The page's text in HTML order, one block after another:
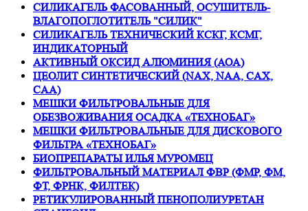
СИЛИКАГЕЛЬ ФАСОВАННЫЙ, ОСУШИТЕЛЬ-
ВЛАГОПОГЛОТИТЕЛЬ "СИЛИК"
СИЛИКАГЕЛЬ ТЕХНИЧЕСКИЙ КСКГ, КСМГ,
ИНДИКАТОРНЫЙ
АКТИВНЫЙ ОКСИД АЛЮМИНИЯ (АОА)
ЦЕОЛИТ СИНТЕТИЧЕСКИЙ (NAX, NAA, CAX,
CAA)
МЕШКИ ФИЛЬТРОВАЛЬНЫЕ ДЛЯ
ОБЕЗВОЖИВАНИЯ ОСАДКА «ТЕХНОБАГ»
МЕШКИ ФИЛЬТРОВАЛЬНЫЕ ДЛЯ ДИСКОВОГО
ФИЛЬТРА «ТЕХНОБАГ»
БИОПРЕПАРАТЫ ИЛЬЯ МУРОМЕЦ
ФИЛЬТРОВАЛЬНЫЙ МАТЕРИАЛ ФВР (ФМР, ФМ,
ФТ, ФРНК, ФИЛТЕК)
РЕТИКУЛИРОВАННЫЙ ПЕНОПОЛИУРЕТАН